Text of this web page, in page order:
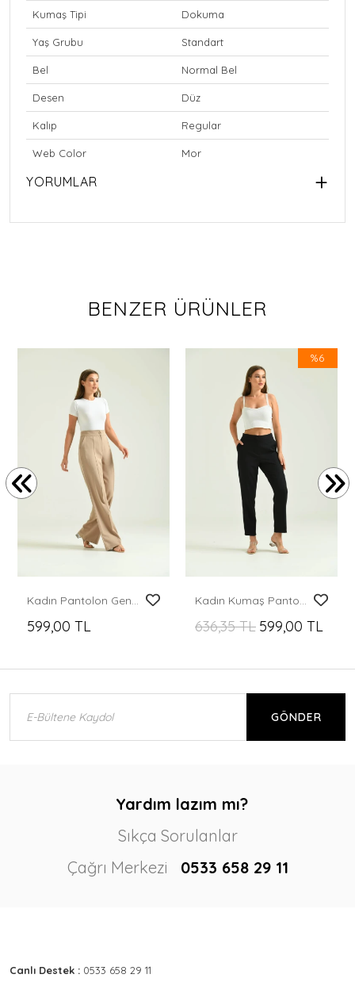
Kumaş Tipi Dokuma
Yaş Grubu Standart
Bel Normal Bel
Desen Düz
Kalıp Regular
Web Color Mor
YORUMLAR
BENZER ÜRÜNLER
Kadın Pantolon Geniş Paça Likralı Cepli Düğmeli Kadın Pantolon Kahve - T019
599,00 TL
%6
Kadın Kumaş Pantolon Düğme Detaylı Kadın Kumaş Pantolon Siyah - T013
636,35 TL 599,00 TL
GÖNDER
Yardım lazım mı?
Sıkça Sorulanlar
Çağrı Merkezi
0533 658 29 11
Canlı Destek : 0533 658 29 11